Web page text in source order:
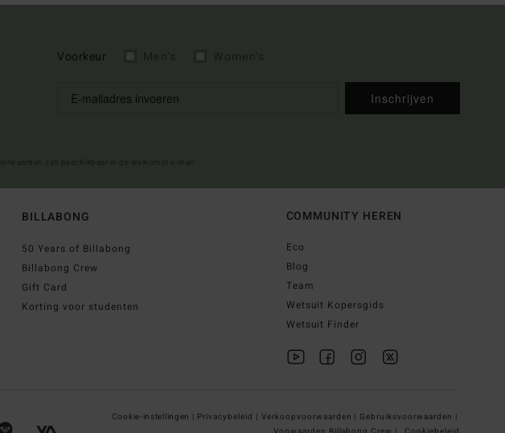
Voorkeur
Inschrijven
BILLABONG
50 Years of Billabong
Billabong Crew
Gift Card
Korting voor studenten
COMMUNITY HEREN
Eco
Blog
Team
Wetsuit Kopersgids
Wetsuit Finder
Cookie-instellingen | Privacybeleid | Verkoopvoorwaarden | Gebruiksvoorwaarden |